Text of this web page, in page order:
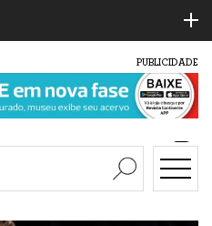
PUBLICIDADE